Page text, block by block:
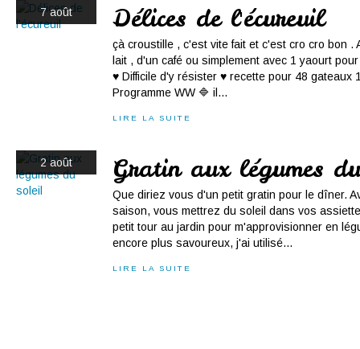
7 août Délices de l'écureuil
çà croustille , c'est vite fait et c'est cro cro bon .
lait , d'un café ou simplement avec 1 yaourt
♥ Difficile d'y résister ♥ recette pour 48 gateaux
Programme WW 🔷 il...
LIRE LA SUITE
2 août Gratin aux légumes
Que diriez vous d'un petit gratin pour le dîner.
saison, vous mettrez du soleil dans vos
petit tour au jardin pour m'approvisionner en
encore plus savoureux, j'ai utilisé...
LIRE LA SUITE